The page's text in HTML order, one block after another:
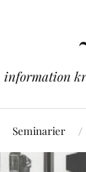
information
Seminarier